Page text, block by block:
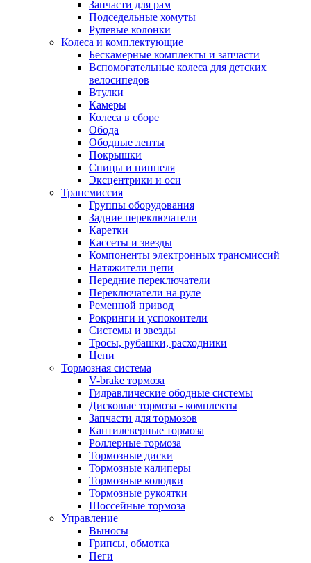
Запчасти для рам
Подседельные хомуты
Рулевые колонки
Колеса и комплектующие
Бескамерные комплекты и запчасти
Вспомогательные колеса для детских
велосипедов
Втулки
Камеры
Колеса в сборе
Обода
Ободные ленты
Покрышки
Спицы и ниппеля
Эксцентрики и оси
Трансмиссия
Группы оборудования
Задние переключатели
Каретки
Кассеты и звезды
Компоненты электронных трансмиссий
Натяжители цепи
Передние переключатели
Переключатели на руле
Ременной привод
Рокринги и успокоители
Системы и звезды
Тросы, рубашки, расходники
Цепи
Тормозная система
V-brake тормоза
Гидравлические ободные системы
Дисковые тормоза - комплекты
Запчасти для тормозов
Кантилеверные тормоза
Роллерные тормоза
Тормозные диски
Тормозные калиперы
Тормозные колодки
Тормозные рукоятки
Шоссейные тормоза
Управление
Выносы
Грипсы, обмотка
Пеги